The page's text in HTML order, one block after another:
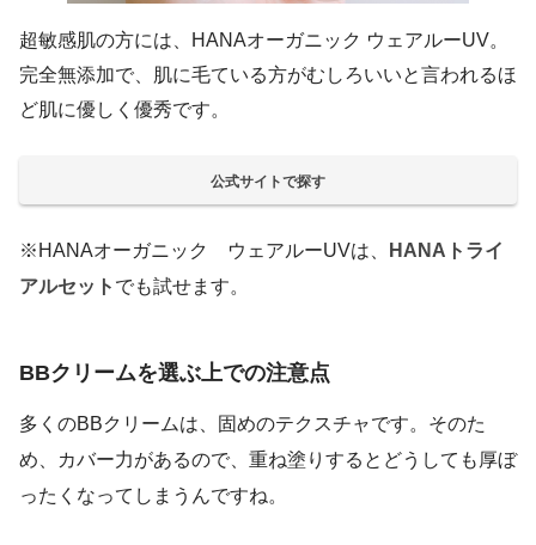
超敏感肌の方には、HANAオーガニック ウェアルーUV。
完全無添加で、肌に毛ている方がむしろいいと言われるほ
ど肌に優しく優秀です。
公式サイトで探す
※HANAオーガニック ウェアルーUVは、
HANAトライ
アルセット でも試せます。
BBクリームを選ぶ上での注意点
多くのBBクリームは、固めのテクスチャです。そのた
め、カバー力があるので、重ね塗りするとどうしても厚ぼ
ったくなってしまうんですね。